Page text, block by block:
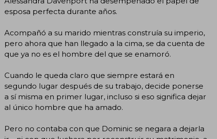
esposa perfecta durante años.
Acompañó a su marido mientras construía su imperio,
pero ahora que han llegado a la cima, se da cuenta de
que ya no es el hombre del que se enamoró.
Cuando le queda claro que siempre estará en
segundo lugar después de su trabajo, decide ponerse
a sí misma en primer lugar, incluso si eso significa dejar
al único hombre que ha amado.
Pero no contaba con que Dominic se negara a dejarla